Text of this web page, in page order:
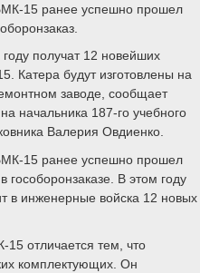
15 ранее успешно прошел
получат 12 новейших
Катера будут изготовлены на
заводе, сообщает
начальника 187-го учебного
Валерия Овдиенко.
15 ранее успешно прошел
гособоронзаказе. В этом году
в инженерные войска 12 новых
отличается тем, что
комплектующих. Он